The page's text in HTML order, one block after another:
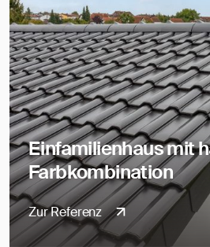
Einfamilienhaus mit
Farbkombination
Zur Referenz